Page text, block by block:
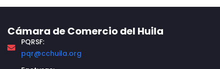
Cámara de Comercio del Huila
PQRSF:
pqr@cchuila.org